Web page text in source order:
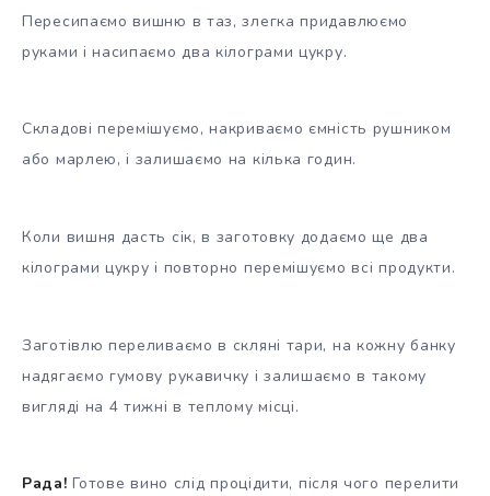
Пересипаємо вишню в таз, злегка придавлюємо
руками і насипаємо два кілограми цукру.
Складові перемішуємо, накриваємо ємність рушником
або марлею, і залишаємо на кілька годин.
Коли вишня дасть сік, в заготовку додаємо ще два
кілограми цукру і повторно перемішуємо всі продукти.
Заготівлю переливаємо в скляні тари, на кожну банку
надягаємо гумову рукавичку і залишаємо в такому
вигляді на 4 тижні в теплому місці.
Рада!Готове вино слід процідити, після чого перелити